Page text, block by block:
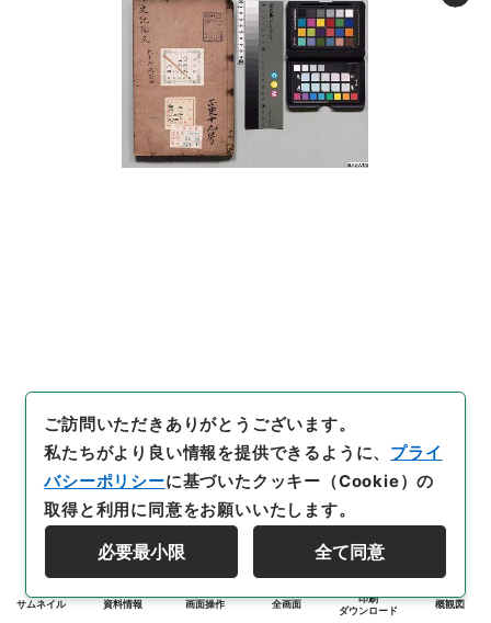
サムネイル 資料情報 画面操作 全画面
印刷
ダウンロード
概観図
ご訪問いただきありがとうございます。
私たちがより良い情報を提供できるように、 プライ
バシーポリシーに基づいたクッキー（Cookie）の
取得と利用に同意をお願いいたします。
必要最小限 全て同意